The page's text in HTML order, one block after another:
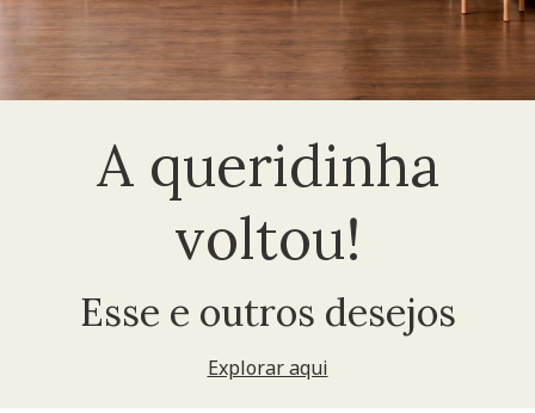
A queridinha
voltou!
Esse e outros desejos
Explorar aqui